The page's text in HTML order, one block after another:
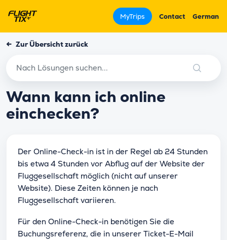
MyTrips Contact German
← Zur Übersicht zurück
Wann kann ich online
einchecken?
Der Online-Check-in ist in der Regel ab 24 Stunden
bis etwa 4 Stunden vor Abflug auf der Website der
Fluggesellschaft möglich (nicht auf unserer
Website). Diese Zeiten können je nach
Fluggesellschaft variieren.
Für den Online-Check-in benötigen Sie die
Buchungsreferenz, die in unserer Ticket-E-Mail